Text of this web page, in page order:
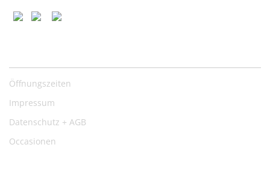
Öffnungszeiten
Impressum
Datenschutz + AGB
Occasionen